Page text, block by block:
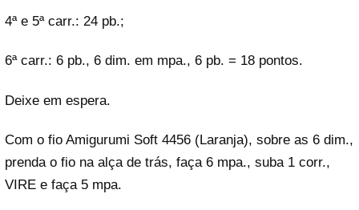
4ª e 5ª carr.: 24 pb.;
6ª carr.: 6 pb., 6 dim. em mpa., 6 pb. = 18 pontos.
Deixe em espera.
Com o fio Amigurumi Soft 4456 (Laranja), sobre as 6 dim.,
prenda o fio na alça de trás, faça 6 mpa., suba 1 corr.,
VIRE e faça 5 mpa.